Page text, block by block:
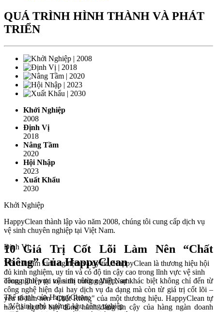
QUÁ TRÌNH HÌNH THÀNH VÀ PHÁT
TRIỂN
Khởi Nghiệp
2008
Định Vị
2018
Nâng Tầm
2020
Hội Nhập
2023
Xuất Khẩu
2030
Khởi Nghiệp
HappyClean thành lập vào năm 2008, chúng tôi cung cấp dịch vụ
vệ sinh chuyên nghiệp tại Việt Nam.
Định Vị
Với 10 năm kinh nghiệm và uy tín, HappyClean là thương hiệu hội
đủ kinh nghiệm, uy tín và có độ tin cậy cao trong lĩnh vực vệ sinh
công nghiệp tại toàn thị trường Việt Nam:
Thế mạnh của HappyClean:
– Vệ sinh nhà xưởng, khu công nghiệp
10 Giá Trị Cốt Lõi Làm Nên “Chất
Riêng” Của HappyClean
Trong lĩnh vực vệ sinh công nghiệp, sự khác biệt không chỉ đến từ
công nghệ hiện đại hay dịch vụ đa dạng mà còn từ giá trị cốt lõi –
yếu tố làm nên "Chất Riêng" của một thương hiệu. HappyClean tự
hào là người bạn đồng hành đáng tin cậy của hàng ngàn doanh